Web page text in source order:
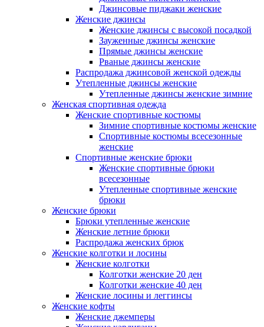
Джинсовые пиджаки женские
Женские джинсы
Женские джинсы с высокой посадкой
Зауженные джинсы женские
Прямые джинсы женские
Рваные джинсы женские
Распродажа джинсовой женской одежды
Утепленные джинсы женские
Утепленные джинсы женские зимние
Женская спортивная одежда
Женские спортивные костюмы
Зимние спортивные костюмы женские
Спортивные костюмы всесезонные
женские
Спортивные женские брюки
Женские спортивные брюки
всесезонные
Утепленные спортивные женские
брюки
Женские брюки
Брюки утепленные женские
Женские летние брюки
Распродажа женских брюк
Женские колготки и лосины
Женские колготки
Колготки женские 20 ден
Колготки женские 40 ден
Женские лосины и леггинсы
Женские кофты
Женские джемперы